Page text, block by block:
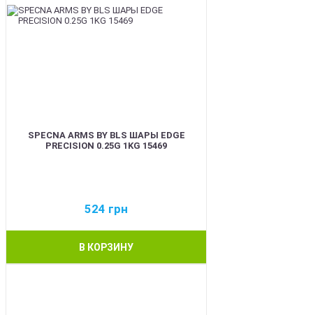
SPECNA ARMS BY BLS ШАРЫ EDGE
PRECISION 0.25G 1KG 15469
524 грн
В КОРЗИНУ